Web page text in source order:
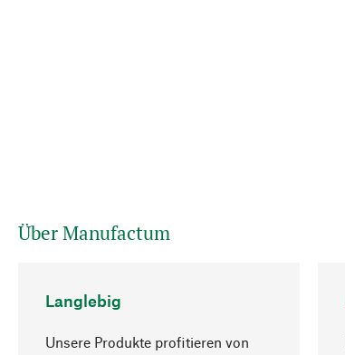
Über Manufactum
Langlebig
Unsere Produkte profitieren von